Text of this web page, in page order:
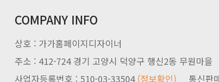
COMPANY INFO
상호 : 가가홈페이지디자이너
주소 : 412-724 경기 고양시 덕양구 행신2동 무원마을
사업자등록번호 : 510-03-33504(정보확인) 통신판